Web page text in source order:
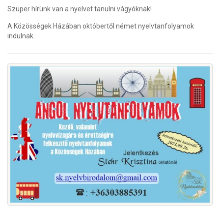
Szuper hírünk van a nyelvet tanulni vágyóknak!
A Közösségek Házában októbertől német nyelvtanfolyamok
indulnak.